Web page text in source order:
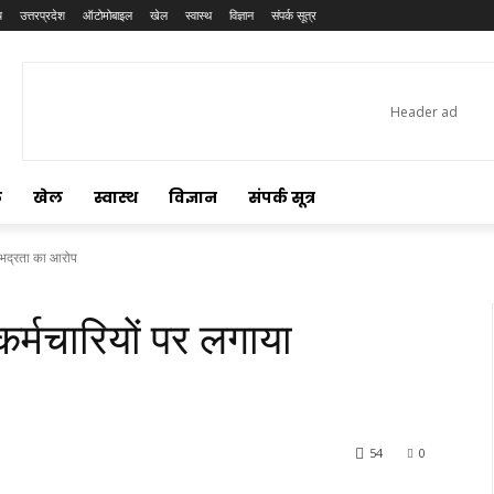
उत्तरप्रदेश ऑटोमोबाइल खेल स्वास्थ विज्ञान संपर्क सूत्र
खेल स्वास्थ विज्ञान संपर्क सूत्र
का आरोप
पर लगाया
0
54